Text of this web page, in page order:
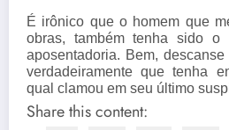
É irônico que o homem que
obras, também tenha sido o
aposentadoria. Bem,
verdadeiramente que tenha
qual clamou em seu último
Share this content: